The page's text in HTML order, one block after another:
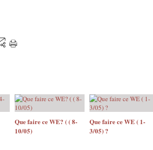
Que faire ce WE? ( ( 8-
10/05)
Que faire ce WE ( 1-
3/05) ?